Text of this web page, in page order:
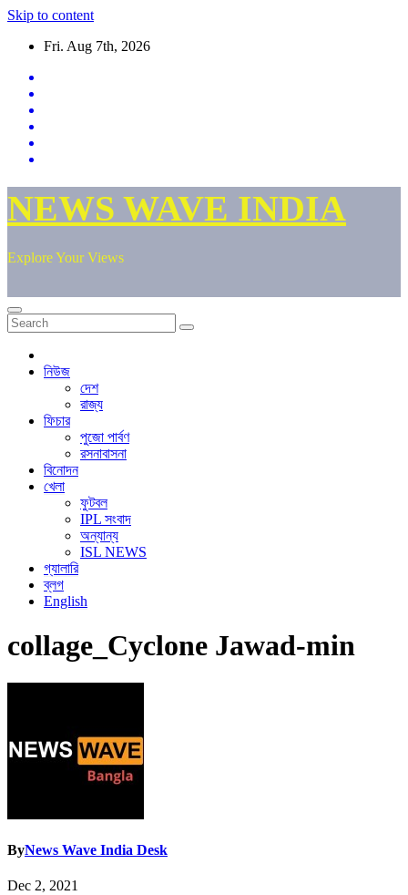
Skip to content
Fri. Aug 7th, 2026
NEWS WAVE INDIA
Explore Your Views
নিউজ
দেশ
রাজ্য
ফিচার
পুজো পার্বণ
রসনাবাসনা
বিনোদন
খেলা
ফুটবল
IPL সংবাদ
অন্যান্য
ISL NEWS
গ্যালারি
ব্লগ
English
collage_Cyclone Jawad-min
ByNews Wave India Desk
Dec 2, 2021